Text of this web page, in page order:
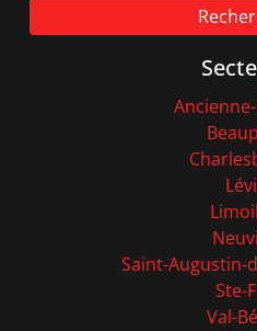
Saint-Augustin-
Ste-
Val-